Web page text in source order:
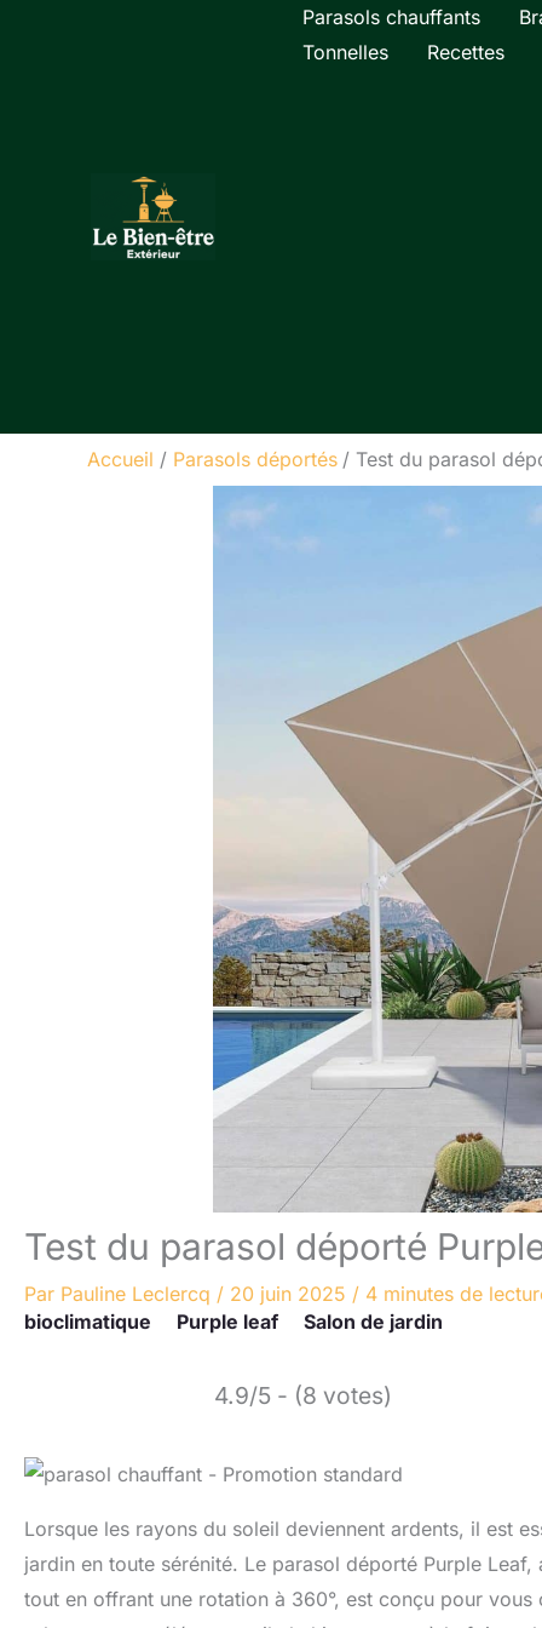
Parasols chauffants
Tonnelles
Recettes
Accueil Parasols déportés Test du parasol
Test du parasol déporté
Par Pauline Leclercq / 20 juin 2025 / 4 minutes de
bioclimatique
Purple leaf Salon de jardin
4.9/5 - (8 votes)
Lorsque les rayons du soleil deviennent ardents, il est
jardin en toute sérénité. Le parasol déporté Purple
tout en offrant une rotation à 360°, est conçu pour